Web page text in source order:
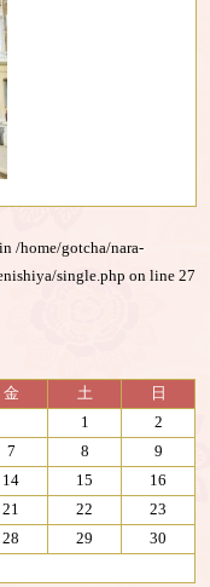
in/home/gotcha/nara-
single.php on line27
金 土
日
1
2
7 8
9
14 15
16
21 22
23
28 29
30